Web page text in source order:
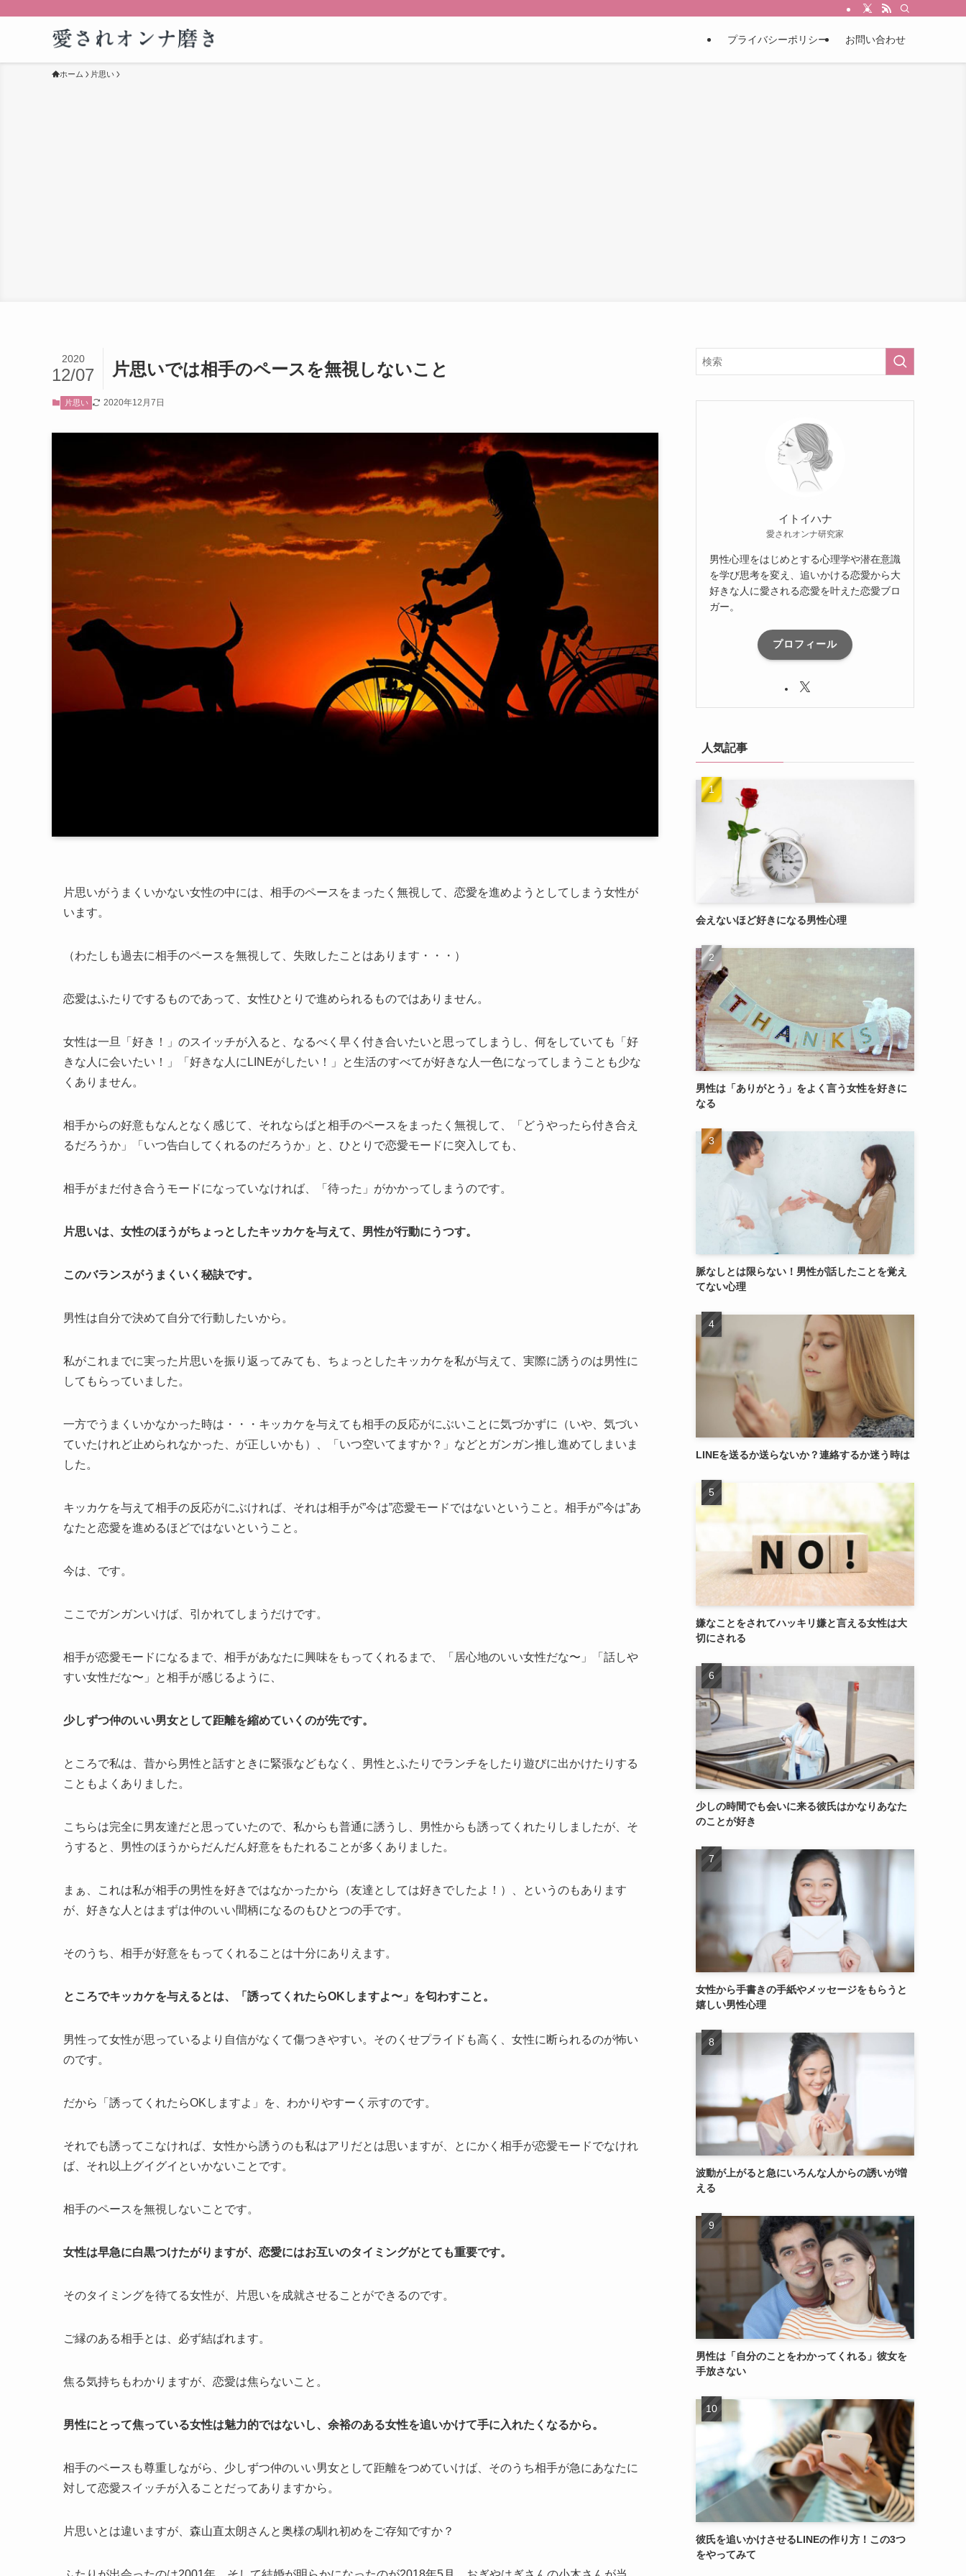
プライバシーポリシー お問い合わせ
ホーム 片思い
片思いでは相手のペースを無視しないこと
2020
12/07
片思い 2020年12月7日
片思いがうまくいかない女性の中には、相手のペースをまったく無視して、恋愛を進めようとしてしまう女性が
います。
（わたしも過去に相手のペースを無視して、失敗したことはあります・・・）
恋愛はふたりでするものであって、女性ひとりで進められるものではありません。
女性は一旦「好き！」のスイッチが入ると、なるべく早く付き合いたいと思ってしまうし、何をしていても「好
きな人に会いたい！」「好きな人にLINEがしたい！」と生活のすべてが好きな人一色になってしまうことも少な
くありません。
相手からの好意もなんとなく感じて、それならばと相手のペースをまったく無視して、「どうやったら付き合え
るだろうか」「いつ告白してくれるのだろうか」と、ひとりで恋愛モードに突入しても、
相手がまだ付き合うモードになっていなければ、「待った」がかかってしまうのです。
片思いは、女性のほうがちょっとしたキッカケを与えて、男性が行動にうつす。
このバランスがうまくいく秘訣です。
男性は自分で決めて自分で行動したいから。
私がこれまでに実った片思いを振り返ってみても、ちょっとしたキッカケを私が与えて、実際に誘うのは男性に
してもらっていました。
一方でうまくいかなかった時は・・・キッカケを与えても相手の反応がにぶいことに気づかずに（いや、気づい
ていたけれど止められなかった、が正しいかも）、「いつ空いてますか？」などとガンガン推し進めてしまいま
した。
キッカケを与えて相手の反応がにぶければ、それは相手が”今は”恋愛モードではないということ。相手が”今は”あ
なたと恋愛を進めるほどではないということ。
今は、です。
ここでガンガンいけば、引かれてしまうだけです。
相手が恋愛モードになるまで、相手があなたに興味をもってくれるまで、「居心地のいい女性だな〜」「話しや
すい女性だな〜」と相手が感じるように、
少しずつ仲のいい男女として距離を縮めていくのが先です。
ところで私は、昔から男性と話すときに緊張などもなく、男性とふたりでランチをしたり遊びに出かけたりする
こともよくありました。
こちらは完全に男友達だと思っていたので、私からも普通に誘うし、男性からも誘ってくれたりしましたが、そ
うすると、男性のほうからだんだん好意をもたれることが多くありました。
まぁ、これは私が相手の男性を好きではなかったから（友達としては好きでしたよ！）、というのもあります
が、好きな人とはまずは仲のいい間柄になるのもひとつの手です。
そのうち、相手が好意をもってくれることは十分にありえます。
ところでキッカケを与えるとは、「誘ってくれたらOKしますよ〜」を匂わすこと。
男性って女性が思っているより自信がなくて傷つきやすい。そのくせプライドも高く、女性に断られるのが怖い
のです。
だから「誘ってくれたらOKしますよ」を、わかりやすーく示すのです。
それでも誘ってこなければ、女性から誘うのも私はアリだとは思いますが、とにかく相手が恋愛モードでなけれ
ば、それ以上グイグイといかないことです。
相手のペースを無視しないことです。
女性は早急に白黒つけたがりますが、恋愛にはお互いのタイミングがとても重要です。
そのタイミングを待てる女性が、片思いを成就させることができるのです。
ご縁のある相手とは、必ず結ばれます。
焦る気持ちもわかりますが、恋愛は焦らないこと。
男性にとって焦っている女性は魅力的ではないし、余裕のある女性を追いかけて手に入れたくなるから。
相手のペースも尊重しながら、少しずつ仲のいい男女として距離をつめていけば、そのうち相手が急にあなたに
対して恋愛スイッチが入ることだってありますから。
片思いとは違いますが、森山直太朗さんと奥様の馴れ初めをご存知ですか？
イトイハナ
愛されオンナ研究家
男性心理をはじめとする心理学や潜在意識
を学び思考を変え、追いかける恋愛から大
好きな人に愛される恋愛を叶えた恋愛ブロ
ガー。
プロフィール
人気記事
会えないほど好きになる男性心理
男性は「ありがとう」をよく言う女性を好きに
なる
脈なしとは限らない！男性が話したことを覚え
てない心理
LINEを送るか送らないか？連絡するか迷う時は
嫌なことをされてハッキリ嫌と言える女性は大
切にされる
少しの時間でも会いに来る彼氏はかなりあなた
のことが好き
女性から手書きの手紙やメッセージをもらうと
嬉しい男性心理
波動が上がると急にいろんな人からの誘いが増
える
男性は「自分のことをわかってくれる」彼女を
手放さない
彼氏を追いかけさせるLINEの作り方！この3つ
をやってみて